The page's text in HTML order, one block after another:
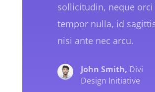
sollicitudin, neque orci
tempor nulla, id
nisi ante nec arcu.
John Smith, Divi
Design Initiative